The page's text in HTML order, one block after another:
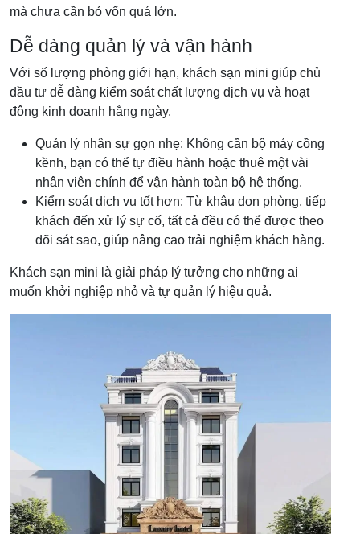
mà chưa cần bỏ vốn quá lớn.
Dễ dàng quản lý và vận hành
Với số lượng phòng giới hạn, khách sạn mini giúp chủ
đầu tư dễ dàng kiểm soát chất lượng dịch vụ và hoạt
động kinh doanh hằng ngày.
Quản lý nhân sự gọn nhẹ: Không cần bộ máy cồng
kềnh, bạn có thể tự điều hành hoặc thuê một vài
nhân viên chính để vận hành toàn bộ hệ thống.
Kiểm soát dịch vụ tốt hơn: Từ khâu dọn phòng, tiếp
khách đến xử lý sự cố, tất cả đều có thể được theo
dõi sát sao, giúp nâng cao trải nghiệm khách hàng.
Khách sạn mini là giải pháp lý tưởng cho những ai
muốn khởi nghiệp nhỏ và tự quản lý hiệu quả.